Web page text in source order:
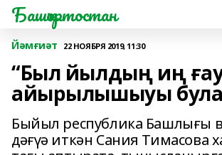
Башҡортостан
Йәмғиәт 22 НОЯБРЯ 2019, 11:30
“Был йылдың иң
айырылышыуы
Быйыл республика Башлығы
дәғүә иткән Сания Тимасова